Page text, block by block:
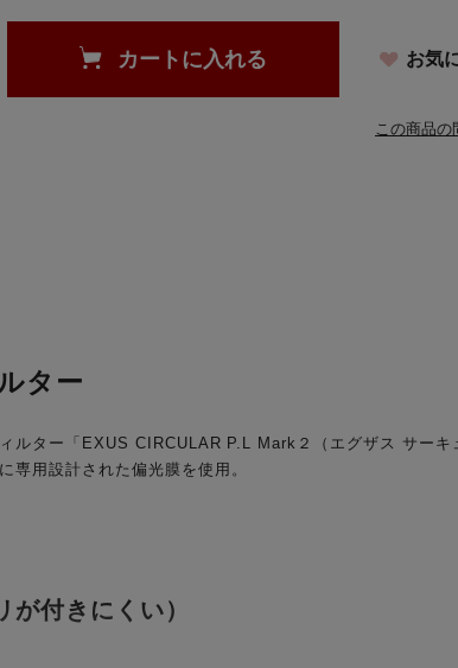
カートに入れる お気
この商品の
ター
ルター「EXUS CIRCULAR P.L Mark２（エグザス サーキ
専用設計された偏光膜を使用。
付きにくい）